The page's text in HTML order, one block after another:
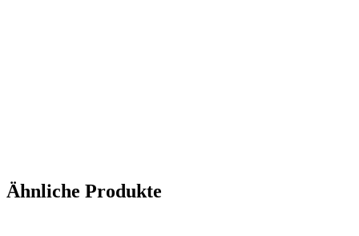
Ähnliche Produkte